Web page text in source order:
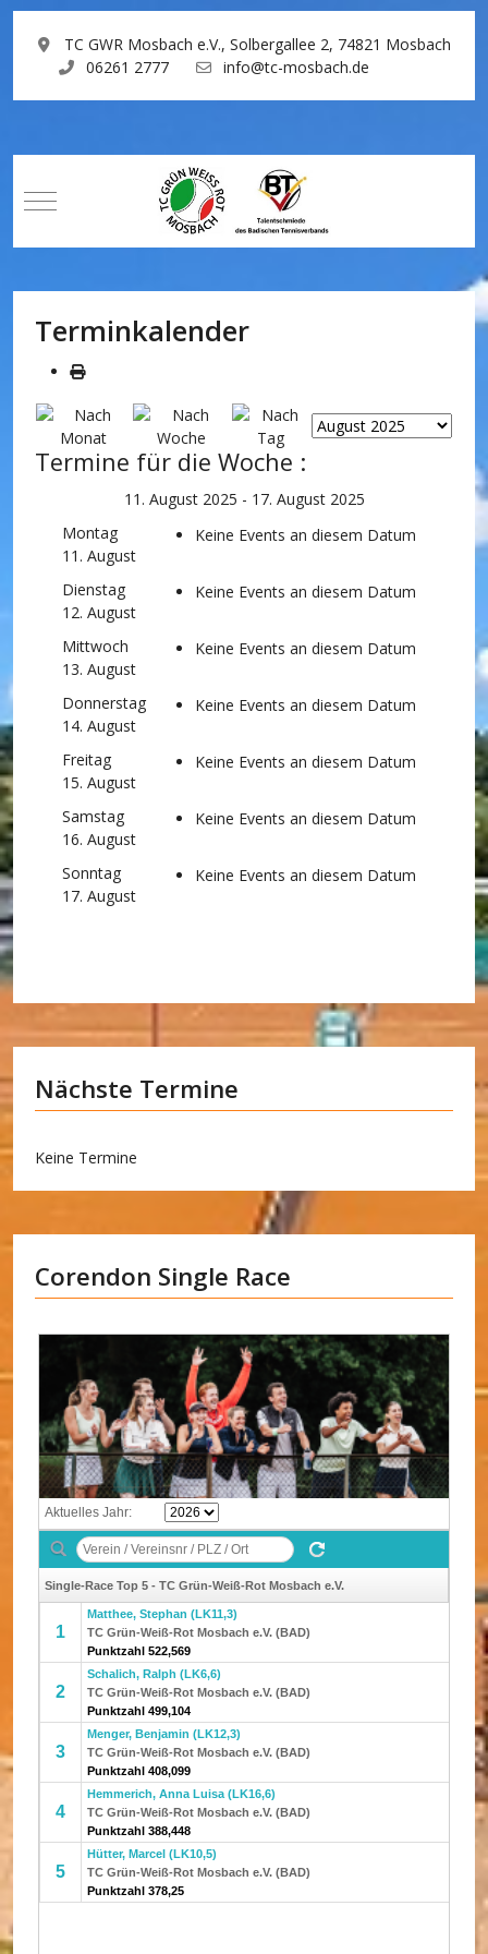
TC GWR Mosbach e.V., Solbergallee 2, 74821 Mosbach
06261 2777
info@tc-mosbach.de
Mobile Menu Toggle
Terminkalender
Termine für die Woche :
11. August 2025 - 17. August 2025
Montag
11. August
Keine Events an diesem Datum
Dienstag
12. August
Keine Events an diesem Datum
Mittwoch
13. August
Keine Events an diesem Datum
Donnerstag
14. August
Keine Events an diesem Datum
Freitag
15. August
Keine Events an diesem Datum
Samstag
16. August
Keine Events an diesem Datum
Sonntag
17. August
Keine Events an diesem Datum
Nächste Termine
Keine Termine
Corendon Single Race